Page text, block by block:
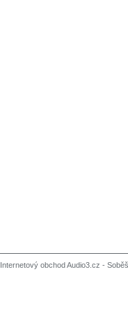
Internetový obchod Audio3.cz -